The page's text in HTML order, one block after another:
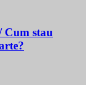
Cum stau